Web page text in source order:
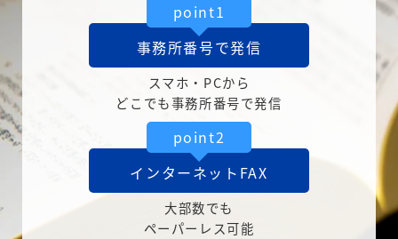
point1
事務所番号で発信
スマホ・PCから
どこでも事務所番号で発信
point2
インターネットFAX
大部数でも
ペーパーレス可能